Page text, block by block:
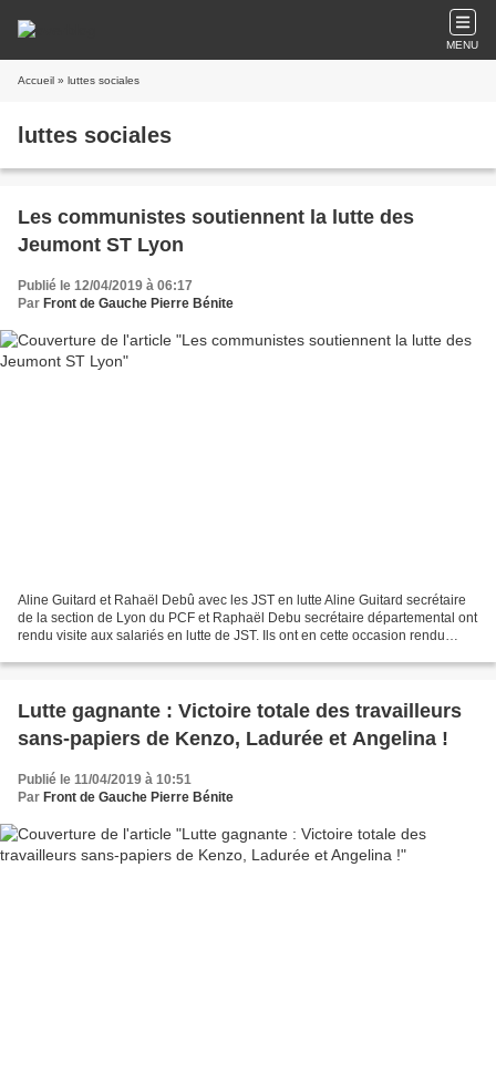
MENU
Accueil » luttes sociales
luttes sociales
Les communistes soutiennent la lutte des
Jeumont ST Lyon
Publié le 12/04/2019 à 06:17
Par Front de Gauche Pierre Bénite
Aline Guitard et Rahaël Debû avec les JST en lutte Aline Guitard secrétaire
de la section de Lyon du PCF et Raphaël Debu secrétaire départemental ont
rendu visite aux salariés en lutte de JST. Ils ont en cette occasion rendu
Lutte gagnante : Victoire totale des travailleurs
sans-papiers de Kenzo, Ladurée et Angelina !
Publié le 11/04/2019 à 10:51
Par Front de Gauche Pierre Bénite